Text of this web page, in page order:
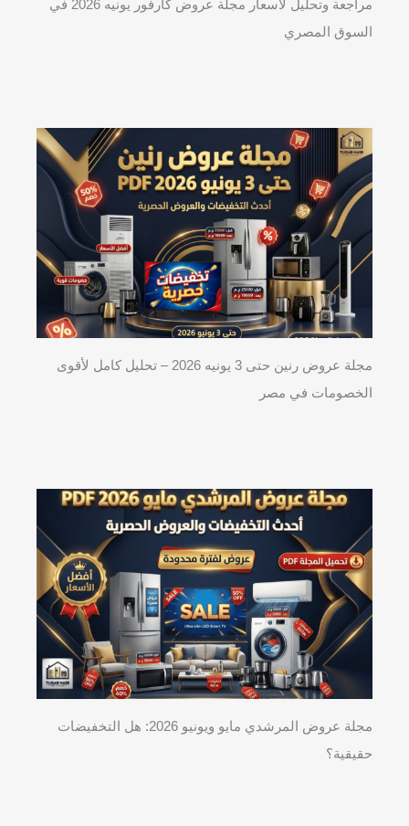
مراجعة وتحليل لأسعار مجلة عروض كارفور يونيه 2026 في
السوق المصري
مجلة عروض رنين حتى 3 يونيه 2026 – تحليل كامل لأقوى
الخصومات في مصر
مجلة عروض المرشدي مايو ويونيو 2026: هل التخفيضات
حقيقية؟